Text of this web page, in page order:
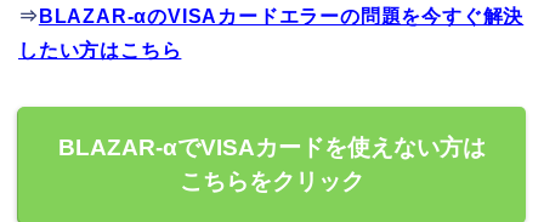
⇒ BLAZAR-αのVISAカードエラーの問題を今すぐ解決
したい方はこちら
BLAZAR-αでVISAカードを使えない方は
こちらをクリック